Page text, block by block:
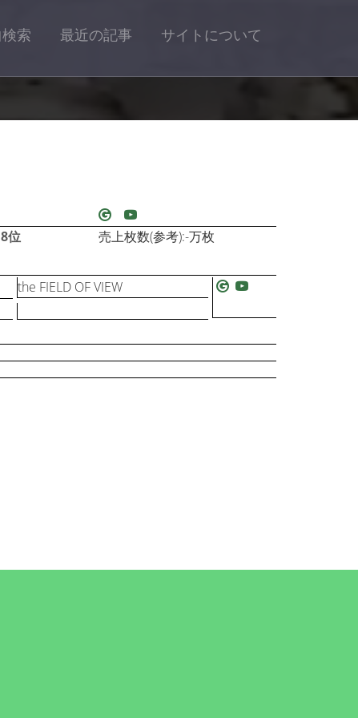
索 最近の記事 サイトについて
位
売上枚数(参考):-万枚
the FIELD OF VIEW